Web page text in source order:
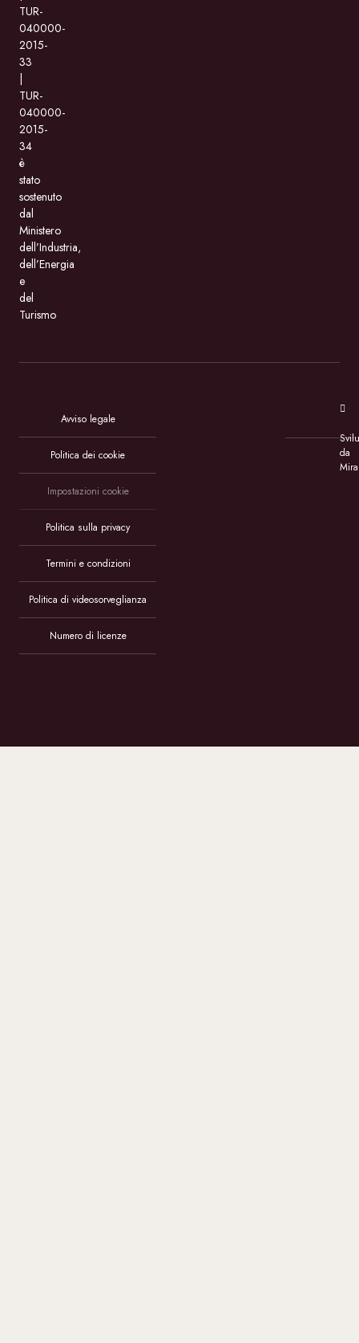
TUR-
040000-
2015-
33
TUR-
040000-
2015-
34
è
stato
sostenuto
dal
Ministero
dell’Industria,
dell’Energia
e
del
Turismo
Avviso legale
Politica dei cookie
Impostazioni cookie
Politica sulla privacy
Termini e condizioni
Politica di videosorveglianza
Numero di licenze
da